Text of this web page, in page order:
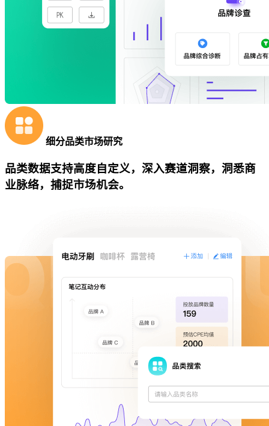
细分品类市场研究
品类数据支持高度自定义，深入赛道洞察，洞悉商
业脉络，捕捉市场机会。